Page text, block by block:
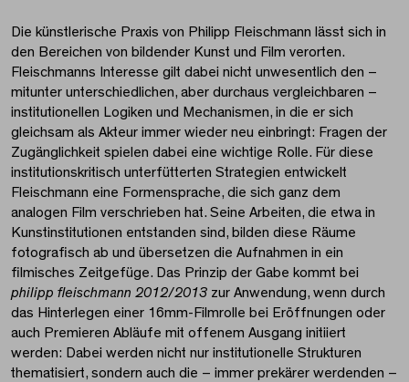
Die künstlerische Praxis von Philipp Fleischmann lässt sich in
den Bereichen von bildender Kunst und Film verorten.
Fleischmanns Interesse gilt dabei nicht unwesentlich den –
mitunter unterschiedlichen, aber durchaus vergleichbaren –
institutionellen Logiken und Mechanismen, in die er sich
gleichsam als Akteur immer wieder neu einbringt: Fragen der
Zugänglichkeit spielen dabei eine wichtige Rolle. Für diese
institutionskritisch unterfütterten Strategien entwickelt
Fleischmann eine Formensprache, die sich ganz dem
analogen Film verschrieben hat. Seine Arbeiten, die etwa in
Kunstinstitutionen entstanden sind, bilden diese Räume
fotografisch ab und übersetzen die Aufnahmen in ein
filmisches Zeitgefüge. Das Prinzip der Gabe kommt bei
philipp fleischmann 2012/2013 zur Anwendung, wenn durch
das Hinterlegen einer 16mm-Filmrolle bei Eröffnungen oder
auch Premieren Abläufe mit offenem Ausgang initiiert
werden: Dabei werden nicht nur institutionelle Strukturen
thematisiert, sondern auch die – immer prekärer werdenden –